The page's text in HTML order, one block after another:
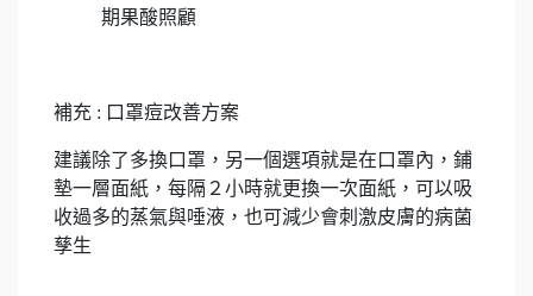
期果酸照顧
補充 : 口罩痘改善方案
建議除了多換口罩，另一個選項就是在口罩內，鋪
墊一層面紙，每隔２小時就更換一次面紙，可以吸
收過多的蒸氣與唾液，也可減少會刺激皮膚的病菌
孳生